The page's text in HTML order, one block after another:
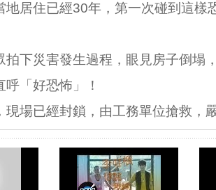
地居住已經30年，第一次碰到這樣
拍下災害發生過程，眼見房子倒塌
「好恐怖」！
現場已經封鎖，由工務單位搶救，